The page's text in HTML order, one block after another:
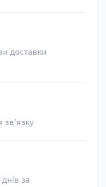
доставки
зв'язку
за